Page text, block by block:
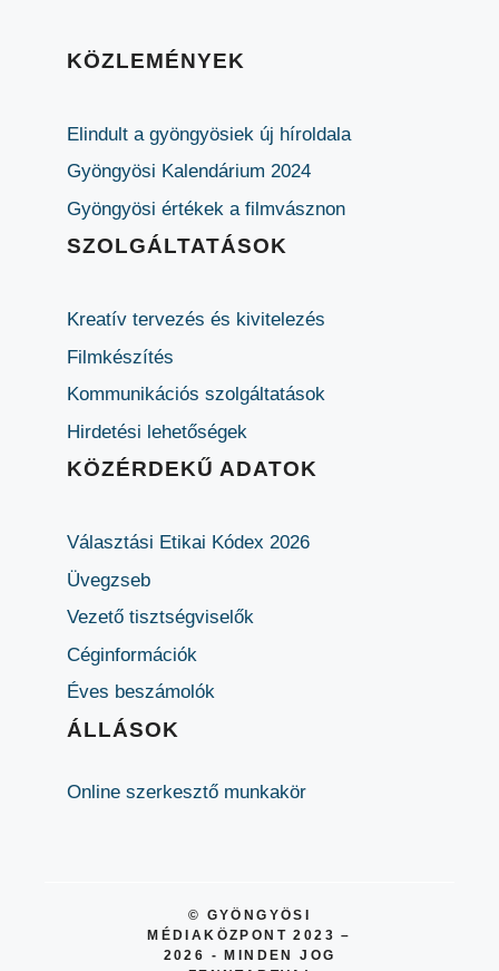
KÖZLEMÉNYEK
Elindult a gyöngyösiek új híroldala
Gyöngyösi Kalendárium 2024
Gyöngyösi értékek a filmvásznon
SZOLGÁLTATÁSOK
Kreatív tervezés és kivitelezés
Filmkészítés
Kommunikációs szolgáltatások
Hirdetési lehetőségek
KÖZÉRDEKŰ ADATOK
Választási Etikai Kódex 2026
Üvegzseb
Vezető tisztségviselők
Céginformációk
Éves beszámolók
ÁLLÁSOK
Online szerkesztő munkakör
© GYÖNGYÖSI
MÉDIAKÖZPONT 2023 –
2026 - MINDEN JOG